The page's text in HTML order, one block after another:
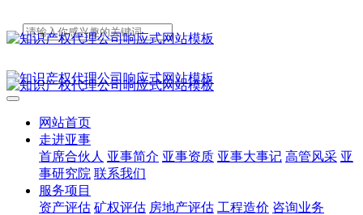
网站首页
走进亚事
首席合伙人 亚事简介 亚事资质 亚事大事记 高管风采 亚
事研究院 联系我们
服务项目
资产评估 矿权评估 房地产评估 工程造价 咨询业务